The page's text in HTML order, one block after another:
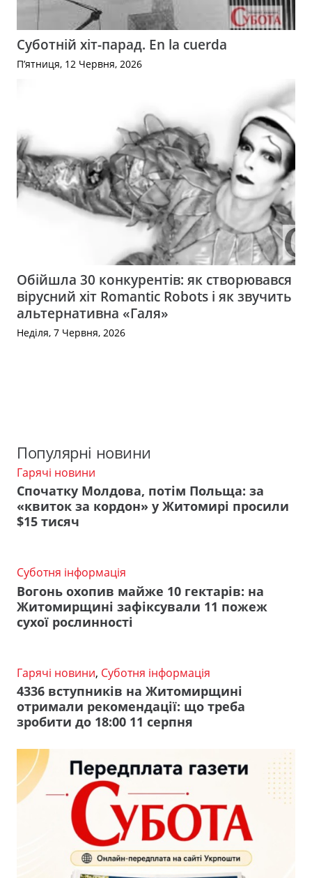
Суботній хіт-парад. En la cuerda
П’ятниця, 12 Червня, 2026
Обійшла 30 конкурентів: як створювався
вірусний хіт Romantic Robots і як звучить
альтернативна «Галя»
Неділя, 7 Червня, 2026
Популярні новини
Гарячі новини
Спочатку Молдова, потім Польща: за
«квиток за кордон» у Житомирі просили
$15 тисяч
Суботня інформація
Вогонь охопив майже 10 гектарів: на
Житомирщині зафіксували 11 пожеж
сухої рослинності
Гарячі новини, Суботня інформація
4336 вступників на Житомирщині
отримали рекомендації: що треба
зробити до 18:00 11 серпня